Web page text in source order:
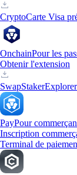
CryptoCarte Visa
OnchainPour les
Obtenir l'extension
SwapStaker
PayPour
Inscription
Terminal de